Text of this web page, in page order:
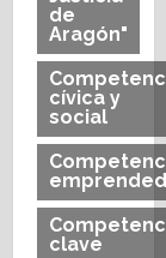
de
Aragón"
cívica y
social
clave